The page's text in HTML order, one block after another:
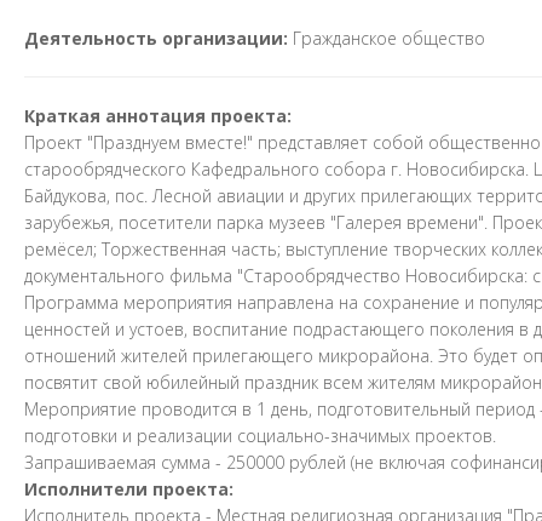
Деятельность организации: Гражданское общество
Краткая аннотация проекта:
Проект "Празднуем вместе!" представляет собой
старообрядческого Кафедрального собора г. Новосибирска.
Байдукова, пос. Лесной авиации и других прилегающих
зарубежья, посетители парка музеев "Галерея времени".
ремёсел; Торжественная часть; выступление творческих
документального фильма "Старообрядчество Новосибирска:
Программа мероприятия направлена на сохранение и
ценностей и устоев, воспитание подрастающего поколения
отношений жителей прилегающего микрорайона. Это будет
посвятит свой юбилейный праздник всем жителям
Мероприятие проводится в 1 день, подготовительный
подготовки и реализации социально-значимых проектов.
Запрашиваемая сумма - 250000 рублей (не включая
Исполнители проекта:
Исполнитель проекта - Местная религиозная организация